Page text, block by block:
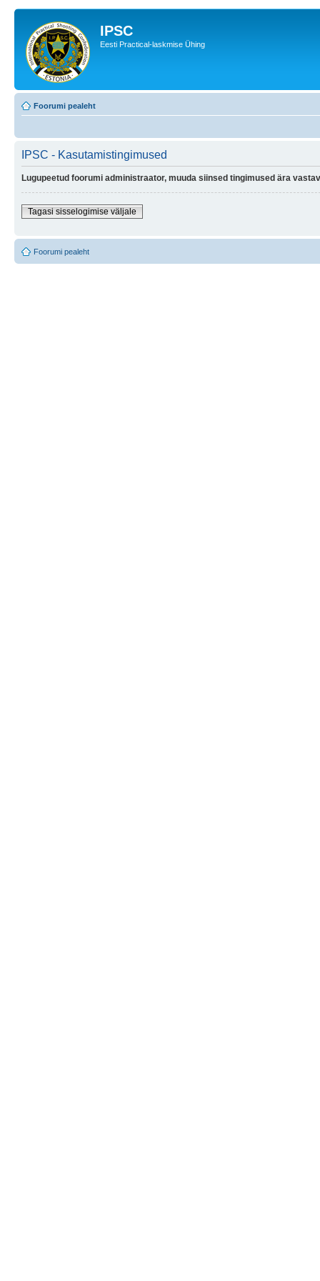
IPSC
Eesti Practical-laskmise Ühing
Foorumi pealeht
IPSC - Kasutamistingimused
Lugupeetud foorumi administraator, muuda siinsed tingimused ära
Tagasi sisselogimise väljale
Foorumi pealeht